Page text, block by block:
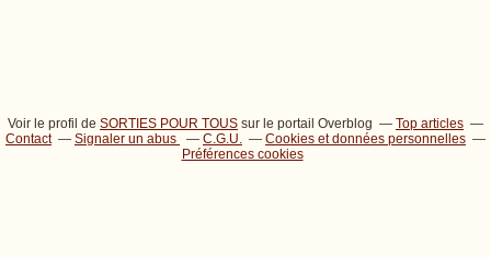
Voir le profil de SORTIES POUR TOUS sur le portail Overblog
Top articles
Contact
Signaler un abus C.G.U.
Cookies et données personnelles
Préférences cookies